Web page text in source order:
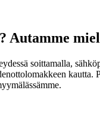
Autamme
soittamalla,
kautta.